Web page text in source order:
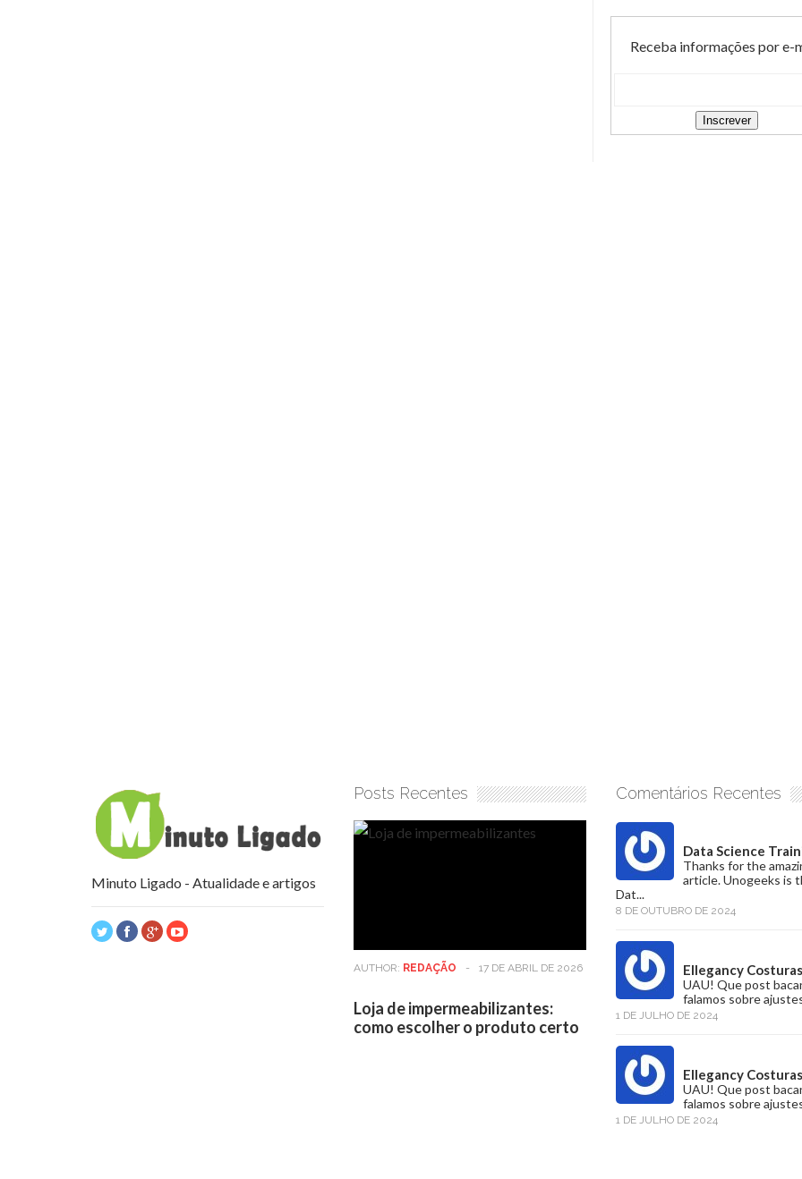
Receba informações por e-
Minuto Ligado - Atualidade e artigos
Posts Recentes
AUTHOR: REDAÇÃO - 17 DE ABRIL DE 2026
Loja de impermeabilizantes:
como escolher o produto certo
Comentários Recentes
Data Science
Thanks for the
article. Unogeeks is
Dat...
8 DE OUTUBRO DE 2024
Ellegancy Costuras
UAU! Que post
falamos sobre
1 DE JULHO DE 2024
Ellegancy Costuras
UAU! Que post
falamos sobre
1 DE JULHO DE 2024